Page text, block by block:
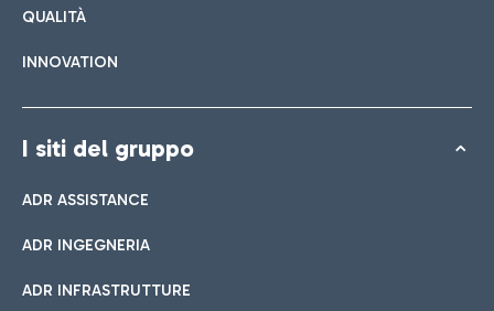
QUALITÀ
INNOVATION
I siti del gruppo
ADR ASSISTANCE
ADR INGEGNERIA
ADR INFRASTRUTTURE